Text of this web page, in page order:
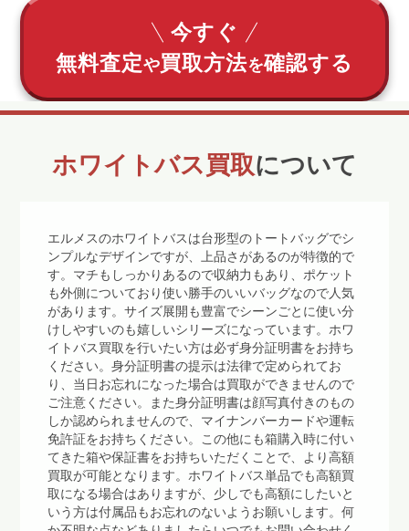
今すぐ
無料査定や買取方法を確認する
ホワイトバス買取について
エルメスのホワイトバスは台形型のトートバッグでシ
ンプルなデザインですが、上品さがあるのが特徴的で
す。マチもしっかりあるので収納力もあり、ポケット
も外側についており使い勝手のいいバッグなので人気
があります。サイズ展開も豊富でシーンごとに使い分
けしやすいのも嬉しいシリーズになっています。ホワ
イトバス買取を行いたい方は必ず身分証明書をお持ち
ください。身分証明書の提示は法律で定められてお
り、当日お忘れになった場合は買取ができませんので
ご注意ください。また身分証明書は顔写真付きのもの
しか認められませんので、マイナンバーカードや運転
免許証をお持ちください。この他にも箱購入時に付い
てきた箱や保証書をお持ちいただくことで、より高額
買取が可能となります。ホワイトバス単品でも高額買
取になる場合はありますが、少しでも高額にしたいと
いう方は付属品もお忘れのないようお願いします。何